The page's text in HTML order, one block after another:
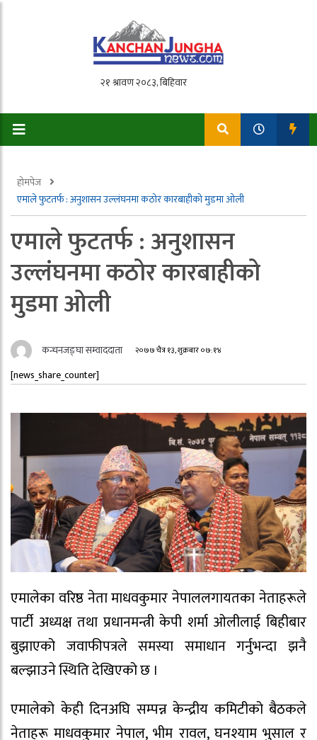
होमपेज
एमाले फुटतर्फ : अनुशासन उल्लंघनमा कठोर कारबाहीको मुडमा ओली
एमाले फुटतर्फ : अनुशासन
उल्लंघनमा कठोर कारबाहीको
मुडमा ओली
कन्चनजङ्घा सम्वाददाता २०७७ चैत्र १३, शुक्रबार ०७:१४
[news_share_counter]
एमालेका वरिष्ठ नेता माधवकुमार नेपाललगायतका नेताहरूले
पार्टी अध्यक्ष तथा प्रधानमन्त्री केपी शर्मा ओलीलाई बिहीबार
बुझाएको जवाफीपत्रले समस्या समाधान गर्नुभन्दा झनै
बल्झाउने स्थिति देखिएको छ ।
एमालेको केही दिनअघि सम्पन्न केन्द्रीय कमिटीको बैठकले
नेताहरू माधवकुमार नेपाल, भीम रावल, घनश्याम भुसाल र